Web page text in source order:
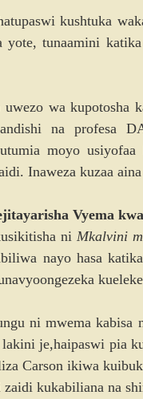
kushtuka
yote, tunaamini
uwezo wa
na profesa
moyo
Inaweza kuzaa
Vyema
ni Mkalvini
nayo hasa
ni mwema kabisa
je,haipaswi pia
Carson ikiwa
kukabiliana na